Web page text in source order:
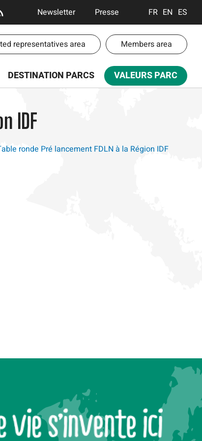
En-
tête
-
Communication
Newsletter Presse FRANÇAIS
ENGLISH
representatives area Members area
DESTINATION PARCS VALEURS PARC
IDF